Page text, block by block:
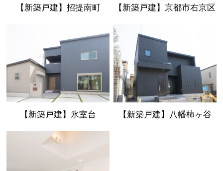
【新築戸建】招提南町 【新築戸建】京都市右京区
【新築戸建】氷室台 【新築戸建】八幡柿ヶ谷